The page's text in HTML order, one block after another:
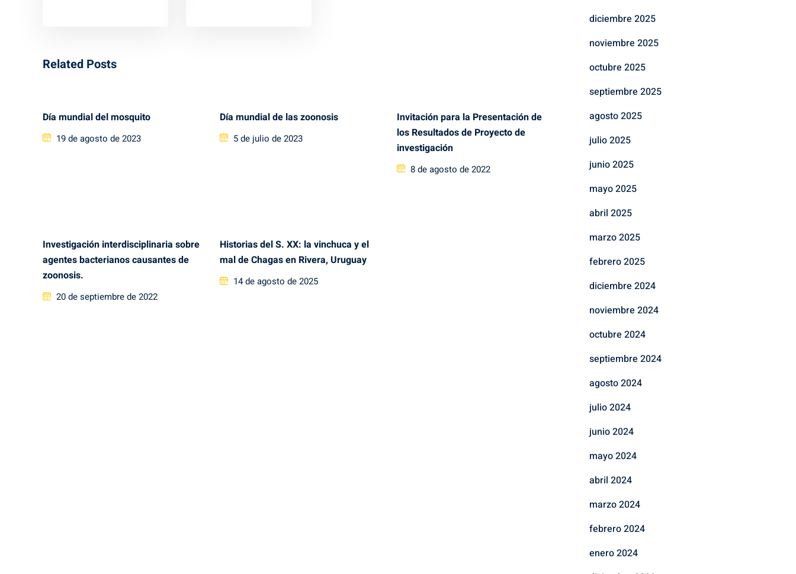
Related Posts
Día mundial del mosquito
Posted
19 de agosto de 2023
Día mundial de las zoonosis
Posted
5 de julio de 2023
Invitación para la Presentación de
los Resultados de Proyecto de
investigación
Posted
8 de agosto de 2022
Investigación interdisciplinaria sobre
agentes bacterianos causantes de
zoonosis.
Posted
20 de septiembre de 2022
Historias del S. XX: la vinchuca y el
mal de Chagas en Rivera, Uruguay
Posted
14 de agosto de 2025
diciembre 2025
noviembre 2025
octubre 2025
septiembre 2025
agosto 2025
julio 2025
junio 2025
mayo 2025
abril 2025
marzo 2025
febrero 2025
diciembre 2024
noviembre 2024
octubre 2024
septiembre 2024
agosto 2024
julio 2024
junio 2024
mayo 2024
abril 2024
marzo 2024
febrero 2024
enero 2024